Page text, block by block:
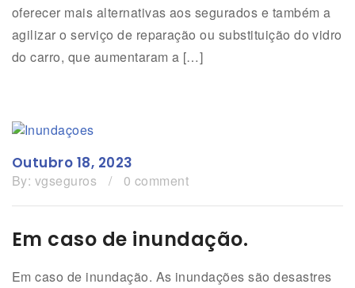
oferecer mais alternativas aos segurados e também a
agilizar o serviço de reparação ou substituição do vidro
do carro, que aumentaram a […]
Outubro 18, 2023
By: vgseguros / 0 comment
Em caso de inundação.
Em caso de inundação. As inundações são desastres